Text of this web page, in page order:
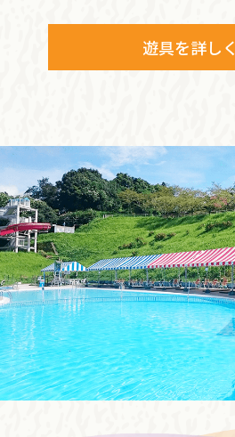
遊具を詳しく